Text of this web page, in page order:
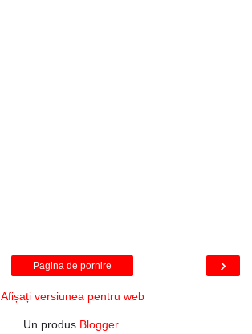
›
Pagina de pornire
Afișați versiunea pentru web
Un produs Blogger.